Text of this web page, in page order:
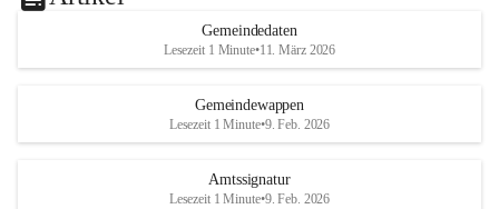
Gemeindedaten
Lesezeit 1 Minute•11. März 2026
Gemeindewappen
Lesezeit 1 Minute•9. Feb. 2026
Amtssignatur
Lesezeit 1 Minute•9. Feb. 2026